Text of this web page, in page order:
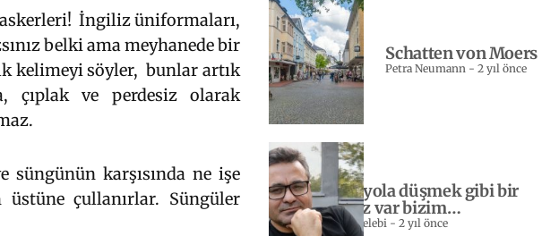
askerleri! İngiliz üniformaları,
belki ama meyhanede bir
kelimeyi söyler, bunlar artık
çıplak ve perdesiz olarak
karşısında ne işe
üstüne çullanırlar. Süngüler
Schatten von Moers
Petra Neumann -2 yıl önce
Yeniden yola düşmek gibi bir
sevdamız var bizim…
Sebahattin Celebi - 2 yıl önce